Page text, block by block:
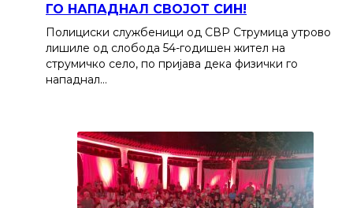
ГО НАПАДНАЛ СВОЈОТ СИН!
Полициски службеници од СВР Струмица утрово
лишиле од слобода 54-годишен жител на
струмичко село, по пријава дека физички го
нападнал…